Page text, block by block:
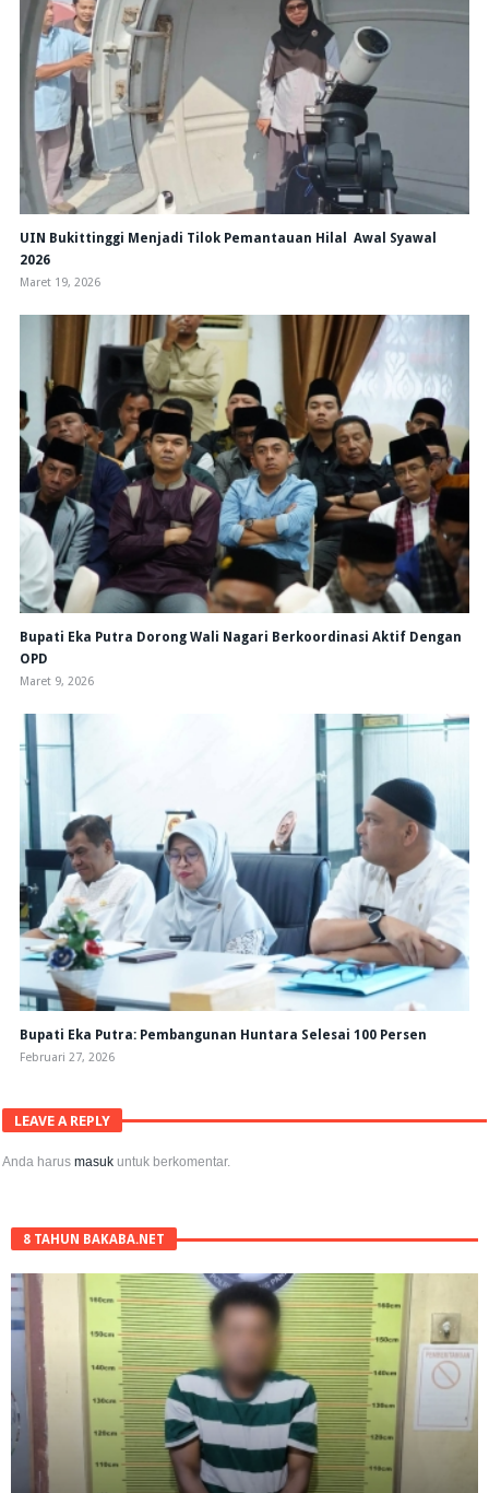
UIN Bukittinggi Menjadi Tilok Pemantauan Hilal Awal Syawal
2026
Maret 19, 2026
Bupati Eka Putra Dorong Wali Nagari Berkoordinasi Aktif Dengan
OPD
Maret 9, 2026
Bupati Eka Putra: Pembangunan Huntara Selesai 100 Persen
Februari 27, 2026
LEAVE A REPLY
Anda harusmasuk untuk berkomentar.
8 TAHUN BAKABA.NET